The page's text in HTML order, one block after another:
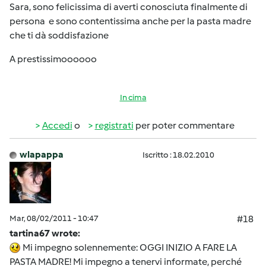
Sara, sono felicissima di averti conosciuta finalmente di
persona e sono contentissima anche per la pasta madre
che ti dà soddisfazione
A prestissimoooooo
In cima
Accedi o registrati per poter commentare
wlapappa Iscritto : 18.02.2010
Mar, 08/02/2011 - 10:47
#18
tartina67 wrote:
Mi impegno solennemente: OGGI INIZIO A FARE LA
PASTA MADRE! Mi impegno a tenervi informate, perché